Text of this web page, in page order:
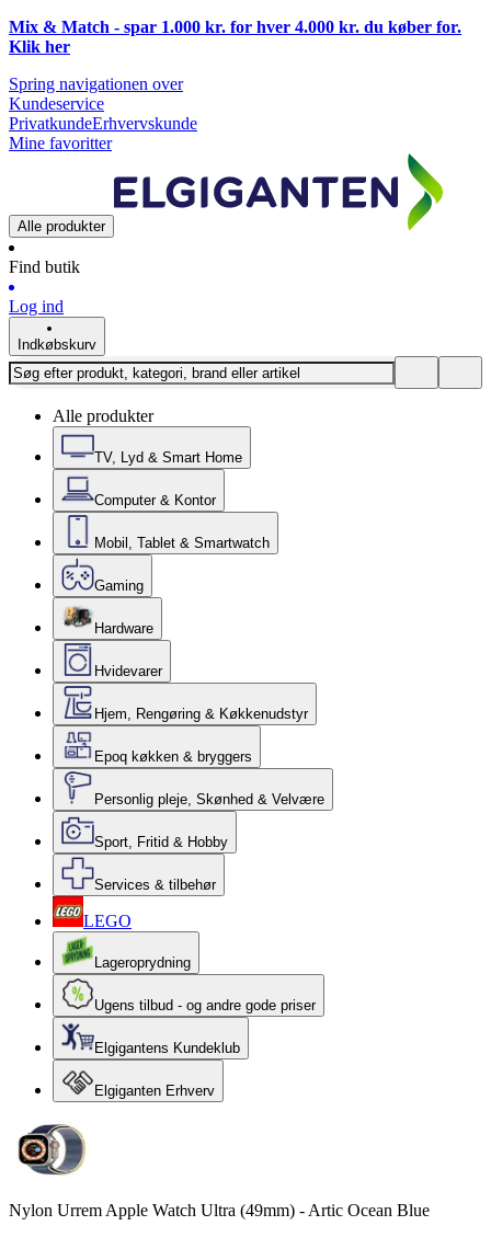
Mix & Match - spar 1.000 kr. for hver 4.000 kr. du køber for.
Klik her
Spring navigationen over
Kundeservice
PrivatkundeErhvervskunde
Mine favoritter
Alle produkter
Find butik
Log ind
Indkøbskurv
Alle produkter
TV, Lyd & Smart Home
Computer & Kontor
Mobil, Tablet & Smartwatch
Gaming
Hardware
Hvidevarer
Hjem, Rengøring & Køkkenudstyr
Epoq køkken & bryggers
Personlig pleje, Skønhed & Velvære
Sport, Fritid & Hobby
Services & tilbehør
LEGO
Lageroprydning
Ugens tilbud - og andre gode priser
Elgigantens Kundeklub
Elgiganten Erhverv
Nylon Urrem Apple Watch Ultra (49mm) - Artic Ocean Blue